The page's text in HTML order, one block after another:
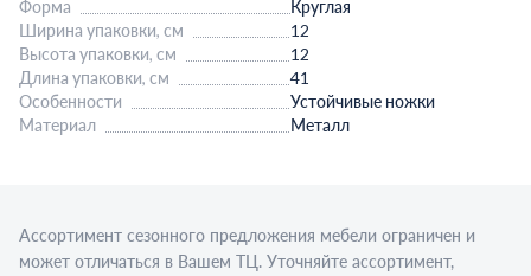
Форма
Круглая
Ширина упаковки, см
12
Высота упаковки, см
12
Длина упаковки, см
41
Особенности
Устойчивые ножки
Материал
Металл
Ассортимент сезонного предложения мебели ограничен и
может отличаться в Вашем ТЦ. Уточняйте ассортимент,